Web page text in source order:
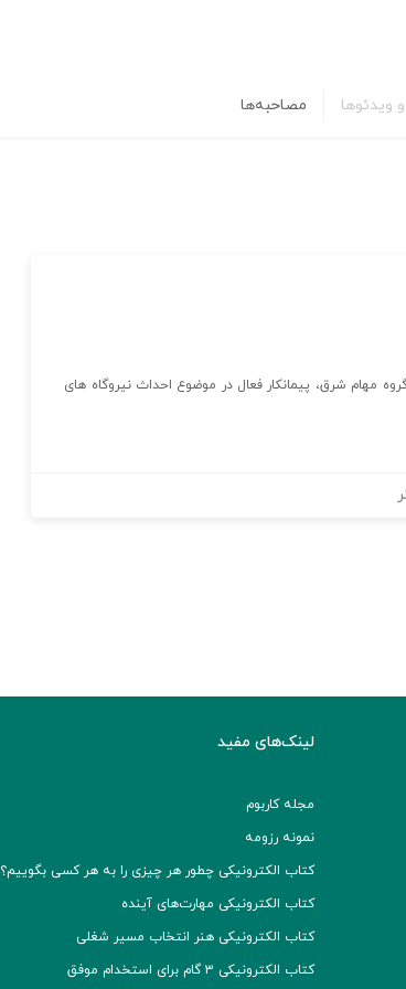
ویدئوها مصاحبه‌ها
مهام شرق، پیمانکار فعال در موضوع احداث نیروگاه های
لینک‌های مفید
مجله کاربوم
نمونه رزومه
کتاب الکترونیکی چطور هر چیزی را به هر کسی بگوییم؟
کتاب الکترونیکی مهارت‌های آینده
کتاب الکترونیکی هنر انتخاب مسیر شغلی
کتاب الکترونیکی ۳ گام برای استخدام موفق